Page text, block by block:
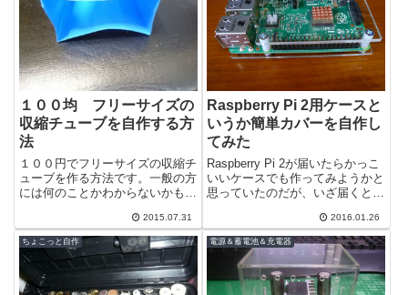
１００均 フリーサイズの
収縮チューブを自作する方
法
１００円でフリーサイズの収縮チ
ューブを作る方法です。一般の方
には何のことかわからないかもし
るビニールのような素材ので主に
電気関係の...
2015.07.31
Raspberry Pi 2用ケースと
いうか簡単カバーを自作し
てみた
Raspberry Pi 2が届いたらかっこ
いいケースでも作ってみようかと
思っていたのだが、いざ届くと早
てしまった。＾＾；とは言っ...
2016.01.26
ちょこっと自作 電源＆蓄電池＆充電器